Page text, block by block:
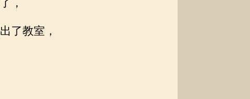
，
了教室，